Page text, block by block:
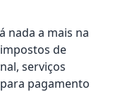
nada a mais na
de
serviços
pagamento